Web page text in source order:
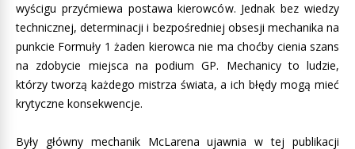
wyścigu przyćmiewa postawa kierowców. Jednak bez wiedzy
technicznej, determinacji i bezpośredniej obsesji mechanika na
punkcie Formuły 1 żaden kierowca nie ma choćby cienia szans
na zdobycie miejsca na podium GP. Mechanicy to ludzie,
którzy tworzą każdego mistrza świata, a ich błędy mogą mieć
krytyczne konsekwencje.
Były główny mechanik McLarena ujawnia w tej publikacji